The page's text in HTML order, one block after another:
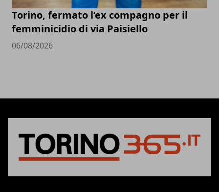
Torino, fermato l’ex compagno per il
femminicidio di via Paisiello
06/08/2026